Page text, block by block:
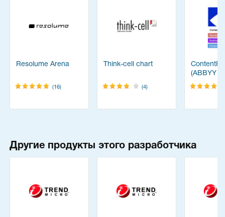
Resolume Arena
(16)
Think-cell chart
(4)
(ABBYY
Другие продукты этого разработчика